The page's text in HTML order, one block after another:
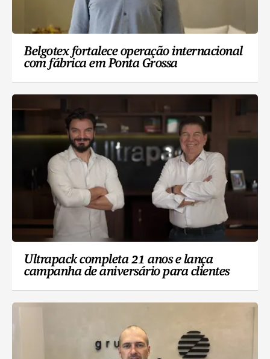
Belgotex fortalece operação internacional
com fábrica em Ponta Grossa
Ultrapack completa 21 anos e lança
campanha de aniversário para clientes